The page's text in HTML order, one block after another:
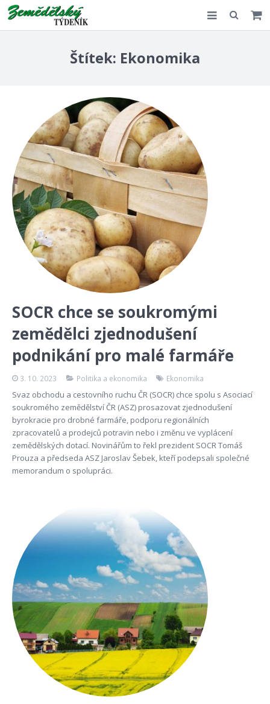
Kontakt
Štítek: Ekonomika
SOCR chce se soukromými
zemědělci zjednodušení
podnikání pro malé farmáře
3. 10. 2023 Politika a ekonomika Ekonomika
Svaz obchodu a cestovního ruchu ČR (SOCR) chce spolu s Asociací
soukromého zemědělství ČR (ASZ) prosazovat zjednodušení
byrokracie pro drobné farmáře, podporu regionálních
zpracovatelů a prodejců potravin nebo i změnu ve vyplácení
zemědělských dotací. Novinářům to řekl prezident SOCR Tomáš
Prouza a předseda ASZ Jaroslav Šebek, kteří podepsali společné
memorandum o spolupráci.